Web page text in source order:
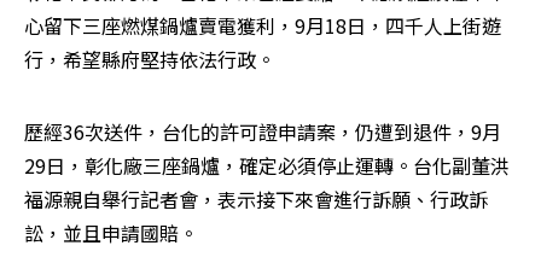
心留下三座燃煤鍋爐賣電獲利，9月18日，四千人上街遊
行，希望縣府堅持依法行政。
歷經36次送件，台化的許可證申請案，仍遭到退件，9月
29日，彰化廠三座鍋爐，確定必須停止運轉。台化副董洪
福源親自舉行記者會，表示接下來會進行訴願、行政訴
訟，並且申請國賠。